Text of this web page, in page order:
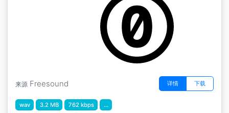
来源 Freesound 详情 下载
wav 3.2 MB 762 kbps ...